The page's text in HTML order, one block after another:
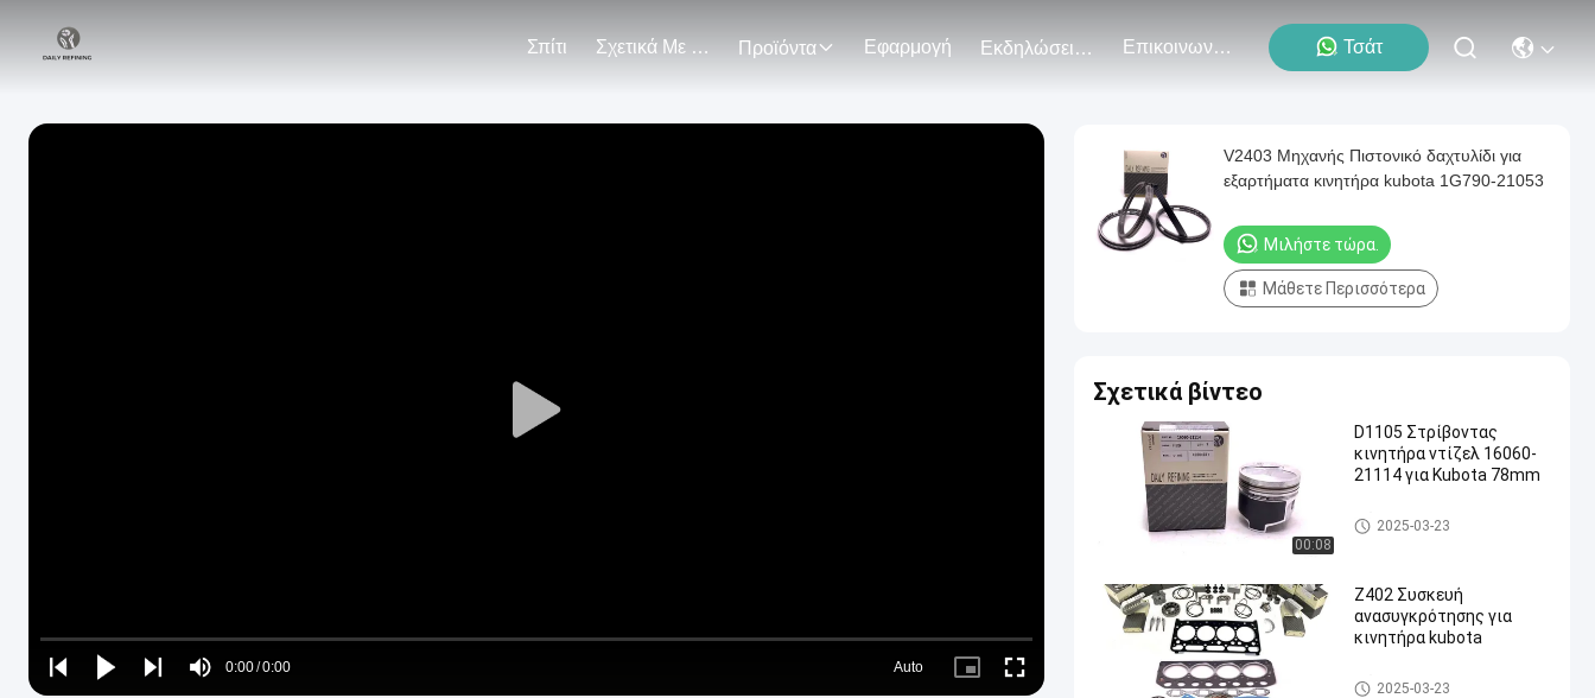
Σπίτι Σχετικά Με Εμάς Προϊόντα Εφαρμογή Εκδηλώσεις Επικοινωνήστε Μαζί Μας Τσάτ
Play
Play
Play
Play
Mute0:00/0:00
Loaded:
0%
Auto
Picture- Fullscreen
V2403 Μηχανής Πιστονικό δαχτυλίδι για
εξαρτήματα κινητήρα kubota 1G790-21053
Μιλήστε τώρα.
Μάθετε Περισσότερα
Σχετικά βίντεο
00:08
D1105 Στρίβοντας
κινητήρα ντίζελ 16060-
21114 για Kubota 78mm
Μέρη κινητήρων Kubota
2025-03-23
Z402 Συσκευή
ανασυγκρότησης για
κινητήρα kubota
Μέρη κινητήρων Kubota
2025-03-23